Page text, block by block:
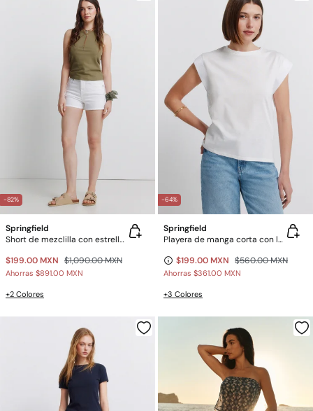
-82%
Springfield
Short de mezclilla con estrellas
$199.00 MXN $1,090.00 MXN
Ahorras $891.00 MXN
+2 Colores
-64%
Springfield
Playera de manga corta con lentejuelas
$199.00 MXN $560.00 MXN
Ahorras $361.00 MXN
+3 Colores